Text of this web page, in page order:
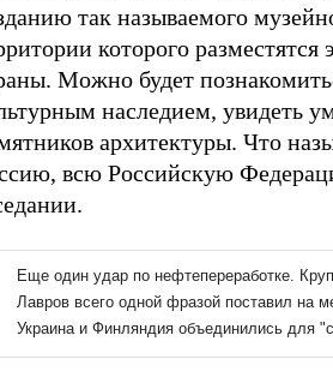
так называемого
которого
Можно будет
наследием, увидеть
архитектуры. Что
всю Российскую